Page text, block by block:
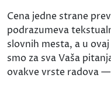
Cena jedne strane
podrazumeva
slovnih mesta, a u
smo za sva Vaša
ovakve vrste radova